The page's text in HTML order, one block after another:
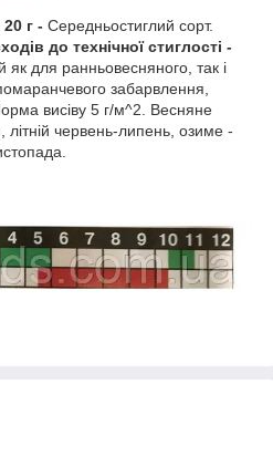
г - Середньостиглий сорт.
до технічної стиглості -
як для ранньовесняного, так і
забарвлення,
висіву 5 г/м^2. Весняне
літній червень-липень, озиме -